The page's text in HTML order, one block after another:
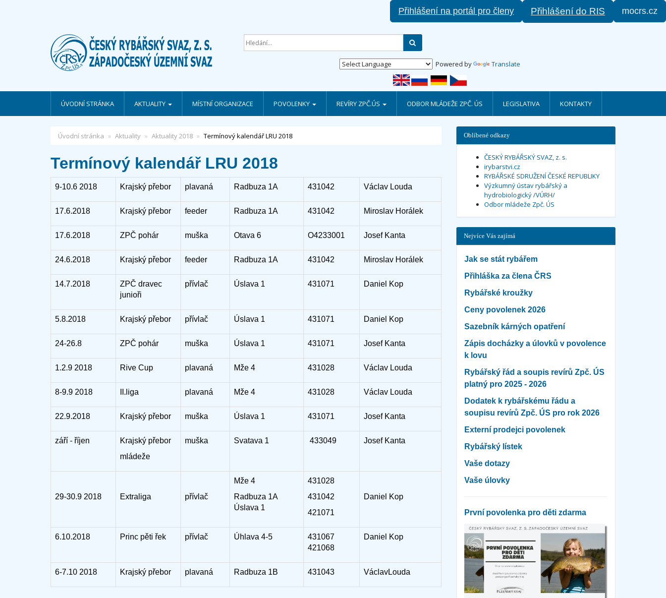
Přihlášení na portál pro členy Přihlášení do RIS mocrs.cz
Powered by Translate
ÚVODNÍ STRÁNKA AKTUALITY MÍSTNÍ ORGANIZACE POVOLENKY REVÍRY ZPČ.ÚS ODBOR MLÁDEŽE ZPČ. ÚS LEGISLATIVA KONTAKTY
Úvodní stránka Aktuality Aktuality 2018 Termínový kalendář LRU 2018
Termínový kalendář LRU 2018
9-10.6 2018 Krajský přebor plavaná Radbuza 1A 431042 Václav Louda
17.6.2018 Krajský přebor feeder Radbuza 1A 431042 Miroslav Horálek
17.6.2018 ZPČ pohár muška Otava 6 O4233001 Josef Kanta
24.6.2018 Krajský přebor feeder Radbuza 1A 431042 Miroslav Horálek
14.7.2018
ZPČ dravec
junioři
přívlač Úslava 1 431071 Daniel Kop
5.8.2018 Krajský přebor přívlač Úslava 1 431071 Daniel Kop
24-26.8 ZPČ pohár muška Úslava 1 431071 Josef Kanta
1.2.9 2018 Rive Cup plavaná Mže 4 431028 Václav Louda
8-9.9 2018 II.liga plavaná Mže 4 431028 Václav Louda
22.9.2018 Krajský přebor muška Úslava 1 431071 Josef Kanta
září - říjen
Krajský přebor
mládeže
muška Svatava 1 433049 Josef Kanta
29-30.9 2018 Extraliga přívlač
Mže 4
Radbuza 1A
Úslava 1
431028
431042
421071
Daniel Kop
6.10.2018 Princ pěti řek přívlač Úhlava 4-5
431067
421068
Daniel Kop
6-7.10 2018 Krajský přebor plavaná Radbuza 1B 431043 VáclavLouda
Oblíbené odkazy
ČESKÝ RYBÁŘSKÝ SVAZ, z. s.
irybarstvi.cz
RYBÁŘSKÉ SDRUŽENÍ ČESKÉ REPUBLIKY
Výzkumný ústav rybářský a
hydrobiologický /VÚRH/
Odbor mládeže Zpč. ÚS
Nejvíce Vás zajímá
Jak se stát rybářem
Přihláška za člena ČRS
Rybářské kroužky
Ceny povolenek 2026
Sazebník kárných opatření
Zápis docházky a úlovků v povolence
k lovu
Rybářský řád a soupis revírů Zpč. ÚS
platný pro 2025 - 2026
Dodatek k rybářskému řádu a
soupisu revírů Zpč. ÚS pro rok 2026
Externí prodejci povolenek
Rybářský lístek
Vaše dotazy
Vaše úlovky
První povolenka pro děti zdarma